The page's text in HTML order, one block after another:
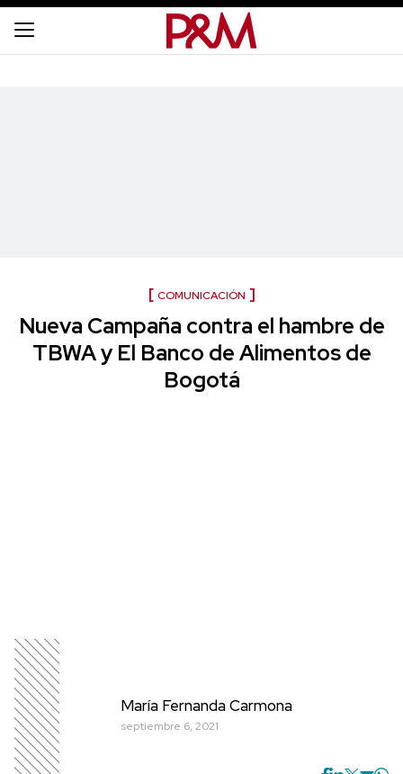
COMUNICACIÓN
Nueva Campaña contra el hambre de
TBWA y El Banco de Alimentos de
Bogotá
María Fernanda Carmona
septiembre 6, 2021